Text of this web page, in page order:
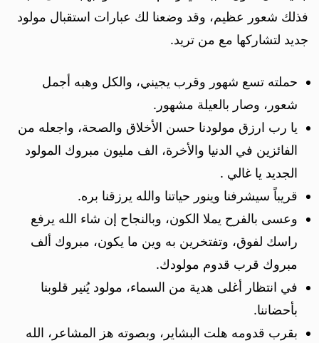
فذلك شعور عظيم، وقد وضعنا لك عبارات استقبال مولود
جديد لتشاركها مع من تريد.
حملته تسع شهور وقرب يجيني، والكل وهبه أجمل
شعور، وصار بالعيلة مشهور.
يا رب ارزق مولودنا حسن الأخلاق والصحة، واجعله من
الفائزين في الدنيا والأخرة، الف مليون مبروك المولود
الجديد يا غالي .
قريباً سيشرفنا وينور حياتنا والله يرزقنا بره.
وعسى بالفرح يملا الكون، وبالنجاح إن شاء الله يرفع
راسك لفوق، وتفتخرين به وين ما يكون، مبروك ألف
مبروك قرب قدوم مولودك.
في انتظار أغلى هدية من السماء، مولود يُنير قلوبنا
بأحضاننا.
بقرب قدومه هلت البشاير، وبصوته هز المشاعر، الله